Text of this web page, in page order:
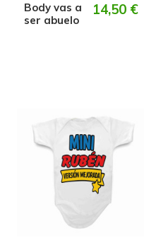
Body vas a
ser abuelo
14,50 €